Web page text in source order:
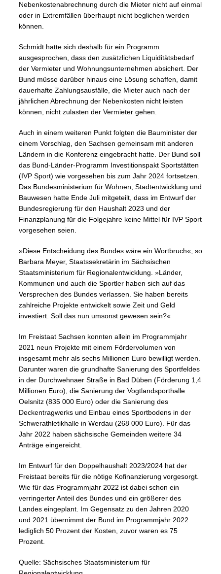
Nebenkostenabrechnung durch die Mieter nicht auf einmal
oder in Extremfällen überhaupt nicht beglichen werden
können.
Schmidt hatte sich deshalb für ein Programm
ausgesprochen, dass den zusätzlichen Liquiditätsbedarf
der Vermieter und Wohnungsunternehmen absichert. Der
Bund müsse darüber hinaus eine Lösung schaffen, damit
dauerhafte Zahlungsausfälle, die Mieter auch nach der
jährlichen Abrechnung der Nebenkosten nicht leisten
können, nicht zulasten der Vermieter gehen.
Auch in einem weiteren Punkt folgten die Bauminister der
einem Vorschlag, den Sachsen gemeinsam mit anderen
Ländern in die Konferenz eingebracht hatte. Der Bund soll
das Bund-Länder-Programm Investitionspakt Sportstätten
(IVP Sport) wie vorgesehen bis zum Jahr 2024 fortsetzen.
Das Bundesministerium für Wohnen, Stadtentwicklung und
Bauwesen hatte Ende Juli mitgeteilt, dass im Entwurf der
Bundesregierung für den Haushalt 2023 und der
Finanzplanung für die Folgejahre keine Mittel für IVP Sport
vorgesehen seien.
»Diese Entscheidung des Bundes wäre ein Wortbruch«, so
Barbara Meyer, Staatssekretärin im Sächsischen
Staatsministerium für Regionalentwicklung. »Länder,
Kommunen und auch die Sportler haben sich auf das
Versprechen des Bundes verlassen. Sie haben bereits
zahlreiche Projekte entwickelt sowie Zeit und Geld
investiert. Soll das nun umsonst gewesen sein?«
Im Freistaat Sachsen konnten allein im Programmjahr
2021 neun Projekte mit einem Fördervolumen von
insgesamt mehr als sechs Millionen Euro bewilligt werden.
Darunter waren die grundhafte Sanierung des Sportfeldes
in der Durchwehnaer Straße in Bad Düben (Förderung 1,4
Millionen Euro), die Sanierung der Vogtlandsporthalle
Oelsnitz (835 000 Euro) oder die Sanierung des
Deckentragwerks und Einbau eines Sportbodens in der
Schwerathletikhalle in Werdau (268 000 Euro). Für das
Jahr 2022 haben sächsische Gemeinden weitere 34
Anträge eingereicht.
Im Entwurf für den Doppelhaushalt 2023/2024 hat der
Freistaat bereits für die nötige Kofinanzierung vorgesorgt.
Wie für das Programmjahr 2022 ist dabei schon ein
verringerter Anteil des Bundes und ein größerer des
Landes eingeplant. Im Gegensatz zu den Jahren 2020
und 2021 übernimmt der Bund im Programmjahr 2022
lediglich 50 Prozent der Kosten, zuvor waren es 75
Prozent.
Quelle: Sächsisches Staatsministerium für